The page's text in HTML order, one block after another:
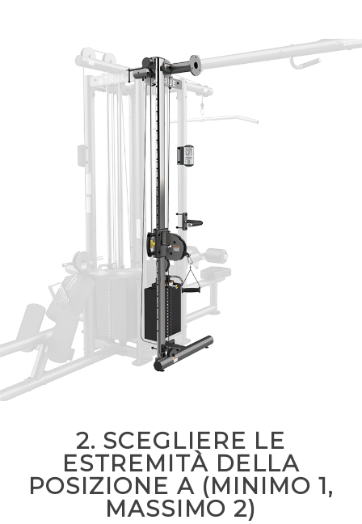
2. SCEGLIERE LE
ESTREMITÀ DELLA
POSIZIONE A (MINIMO 1,
MASSIMO 2)